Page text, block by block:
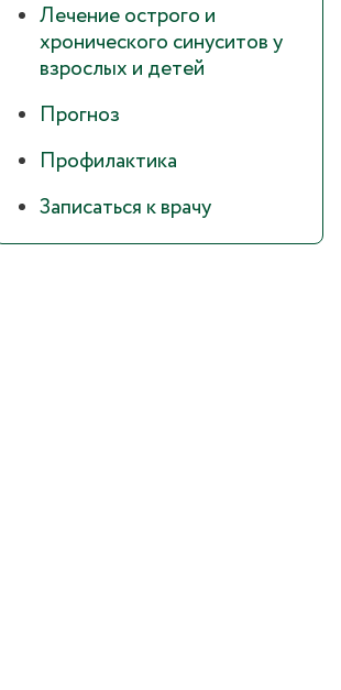
Лечение острого и
хронического синуситов у
взрослых и детей
Прогноз
Профилактика
Записаться к врачу